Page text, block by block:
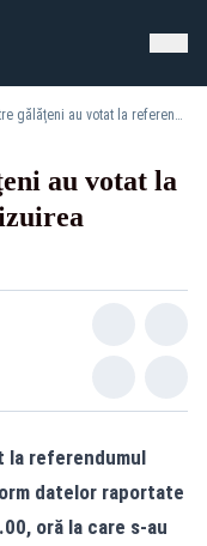
Doar 17,58% dintre gălăţeni au votat la referendumul pentru revizuirea Constituţiei
au votat la
la referendumul
datelor raportate
oră la care s-au